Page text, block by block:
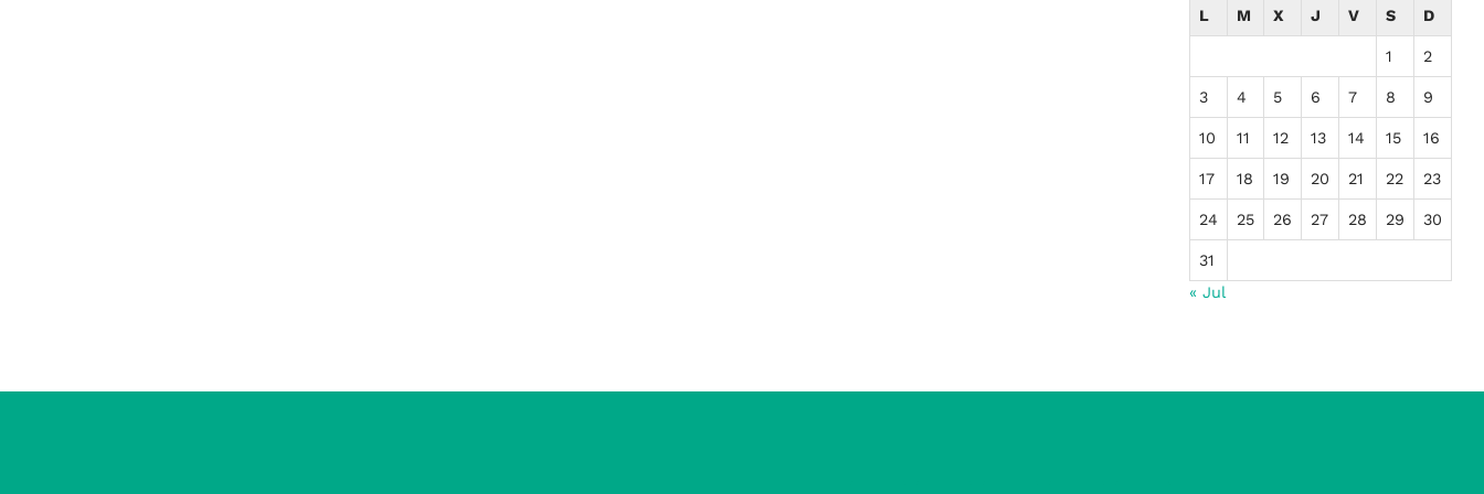
L M X J V S D
1 2
3 4 5 6 7 8 9
10 11 12 13 14 15 16
17 18 19 20 21 22 23
24 25 26 27 28 29 30
31
« Jul